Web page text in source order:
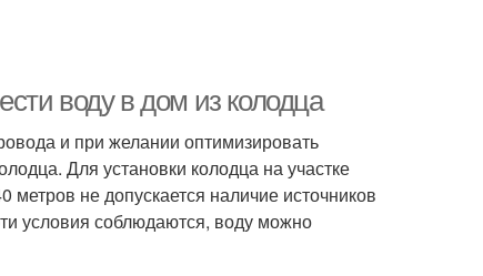
воду в дом из колодца
и при желании оптимизировать
Для установки колодца на участке
не допускается наличие источников
условия соблюдаются, воду можно